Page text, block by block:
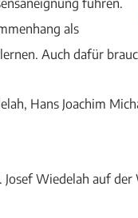
als
Auch dafür
Hans Joachim
Wiedelah auf der